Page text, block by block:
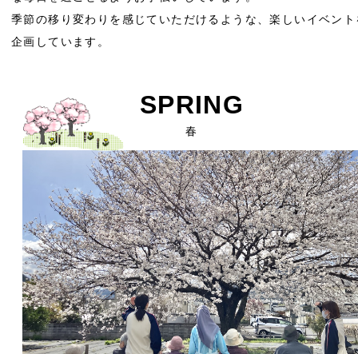
季節の移り変わりを感じていただけるような、楽しいイベント
企画しています。
SPRING
春